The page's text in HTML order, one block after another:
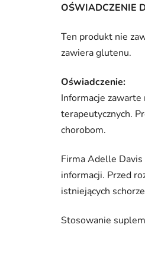
OŚWIADCZENIE
Ten produkt nie
zawiera glutenu.
Oświadczenie:
Informacje
terapeutycznych.
chorobom.
Firma Adelle Davis
informacji. Przed
istniejących
Stosowanie